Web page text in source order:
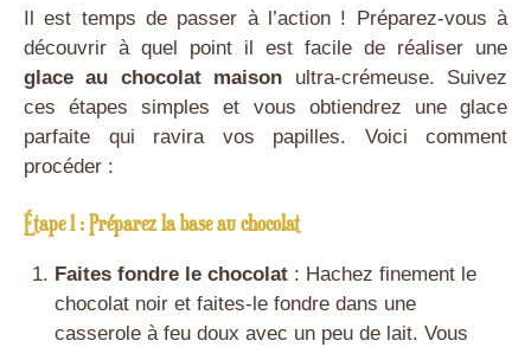
Il est temps de passer à l’action ! Préparez-vous à
découvrir à quel point il est facile de réaliser une
glace au chocolat maison ultra-crémeuse. Suivez
ces étapes simples et vous obtiendrez une glace
parfaite qui ravira vos papilles. Voici comment
procéder :
Étape 1 : Préparez la base au chocolat
Faites fondre le chocolat: Hachez finement le
chocolat noir et faites-le fondre dans une
casserole à feu doux avec un peu de lait. Vous